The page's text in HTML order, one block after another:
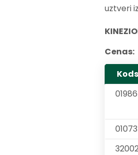
uztveri
Cenas:
Kods
01986
01073